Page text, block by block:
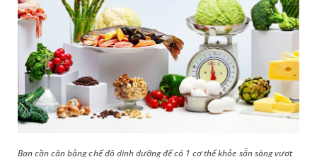
Bạn cần cân bằng chế độ dinh dưỡng để có 1 cơ thể khỏe sẵn sàng vượt